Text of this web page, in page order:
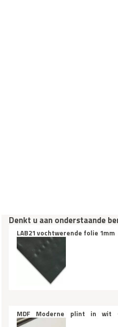
Denkt u aan onderstaande
LAB21 vochtwerende folie 1mm
MDF Moderne plint in wit
70x12mm vochtwerend per m1